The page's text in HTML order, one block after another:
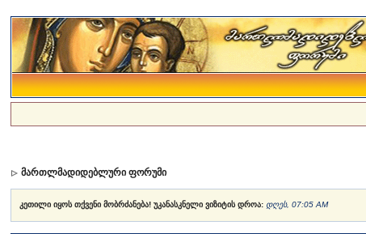
მართლმადიდებლური ფორუმი
კეთილი იყოს თქვენი მობრძანება! უკანასკნელი ვიზიტის დროა: დღეს, 07:05 AM